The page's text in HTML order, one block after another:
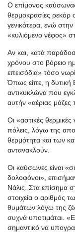
Ο επίμονος
θερμοκρασίες ρεκόρ
γενικότερα, ενώ
«κυλιόμενο νέφος»
Αν και, κατά
χρόνου στο βόρειο
επεισόδια» τόσο
Όπως είπε, η
αντικυκλώνα που
αυτήν «αέριας
Οι «αστικές θερμικές
πόλεις, λόγω της
θερμότητα και των
αντανακλούν.
Οι καύσωνες είναι «
δολοφόνοι»,
Νάλις . Στα επίσημα
στοιχεία ο αριθμός
θυμάτων λόγω της
συχνά υποτιμάται. «
σημαντικό να